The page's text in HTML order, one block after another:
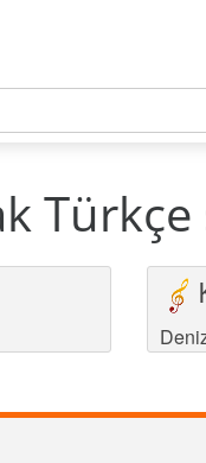
Türkçe